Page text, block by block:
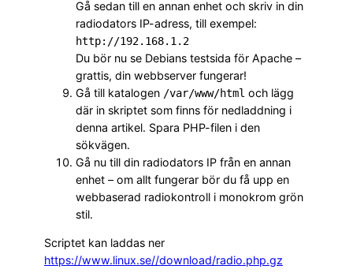
Gå sedan till en annan enhet och skriv in din
radiodators IP-adress, till exempel:
http://192.168.1.2
Du bör nu se Debians testsida för Apache –
grattis, din webbserver fungerar!
Gå till katalogen /var/www/html och lägg
där in skriptet som finns för nedladdning i
denna artikel. Spara PHP-filen i den
sökvägen.
Gå nu till din radiodators IP från en annan
enhet – om allt fungerar bör du få upp en
webbaserad radiokontroll i monokrom grön
stil.
Scriptet kan laddas ner
https://www.linux.se//download/radio.php.gz